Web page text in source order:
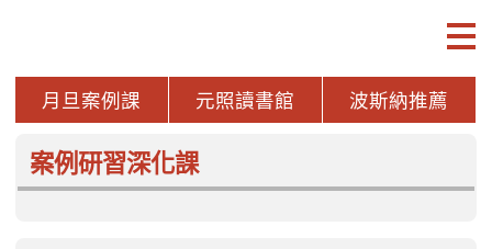
月旦案例課 元照讀書館 波斯納推薦
案例研習深化課